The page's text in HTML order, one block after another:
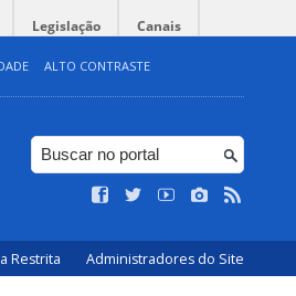
Legislação Canais
ALTO CONTRASTE
Restrita Administradores do Site